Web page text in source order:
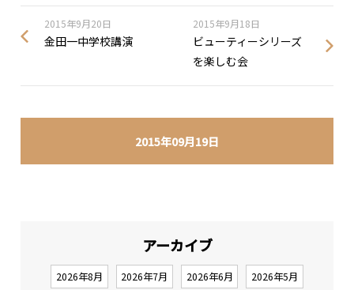
2015年09月19日
2015年9月20日
金田一中学校講演
2015年9月18日
ビューティーシリーズ
を楽しむ会
アーカイブ
2026年8月 2026年7月 2026年6月 2026年5月